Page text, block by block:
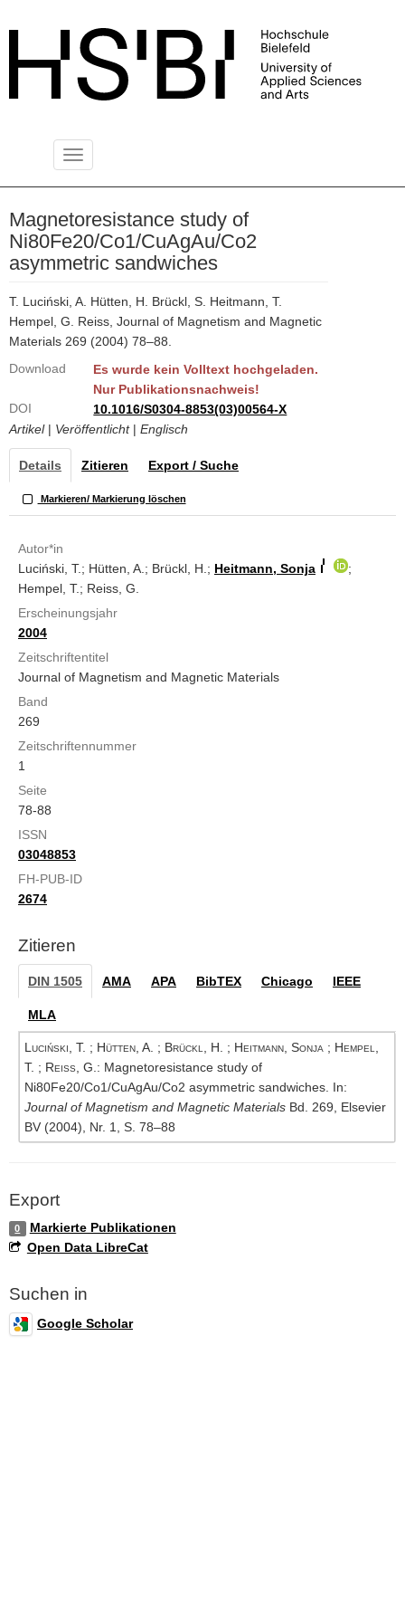
Toggle
Magnetoresistance study of
Ni80Fe20/Co1/CuAgAu/Co2
asymmetric sandwiches
T. Luciński, A. Hütten, H. Brückl, S. Heitmann, T.
Hempel, G. Reiss, Journal of Magnetism and Magnetic
Materials 269 (2004) 78–88.
Download
Es wurde kein Volltext hochgeladen.
Nur Publikationsnachweis!
DOI
10.1016/S0304-8853(03)00564-X
Artikel| Veröffentlicht| Englisch
Details Zitieren Export / Suche
Markieren/ Markierung löschen
Autor*in
Luciński, T.; Hütten, A.; Brückl, H.; Heitmann, Sonja
;
Hempel, T.; Reiss, G.
Erscheinungsjahr
2004
Zeitschriftentitel
Journal of Magnetism and Magnetic Materials
Band
269
Zeitschriftennummer
1
Seite
78-88
ISSN
03048853
FH-PUB-ID
2674
Zitieren
DIN 1505 AMA APA BibTEX Chicago IEEE
MLA
Luciński, T. ; Hütten, A. ; Brückl, H. ; Heitmann, Sonja ; Hempel,
T. ; Reiss, G. : Magnetoresistance study of
Ni80Fe20/Co1/CuAgAu/Co2 asymmetric sandwiches. In:
Journal of Magnetism and Magnetic Materials Bd. 269, Elsevier
BV (2004), Nr. 1, S. 78–88
Export
0
Markierte Publikationen
Open Data LibreCat
Suchen in
Google Scholar